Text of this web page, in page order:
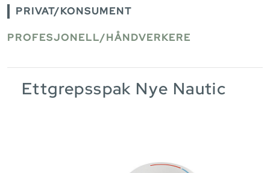
PRIVAT/KONSUMENT
PROFESJONELL/HÅNDVERKERE
Ettgrepsspak Nye Nautic